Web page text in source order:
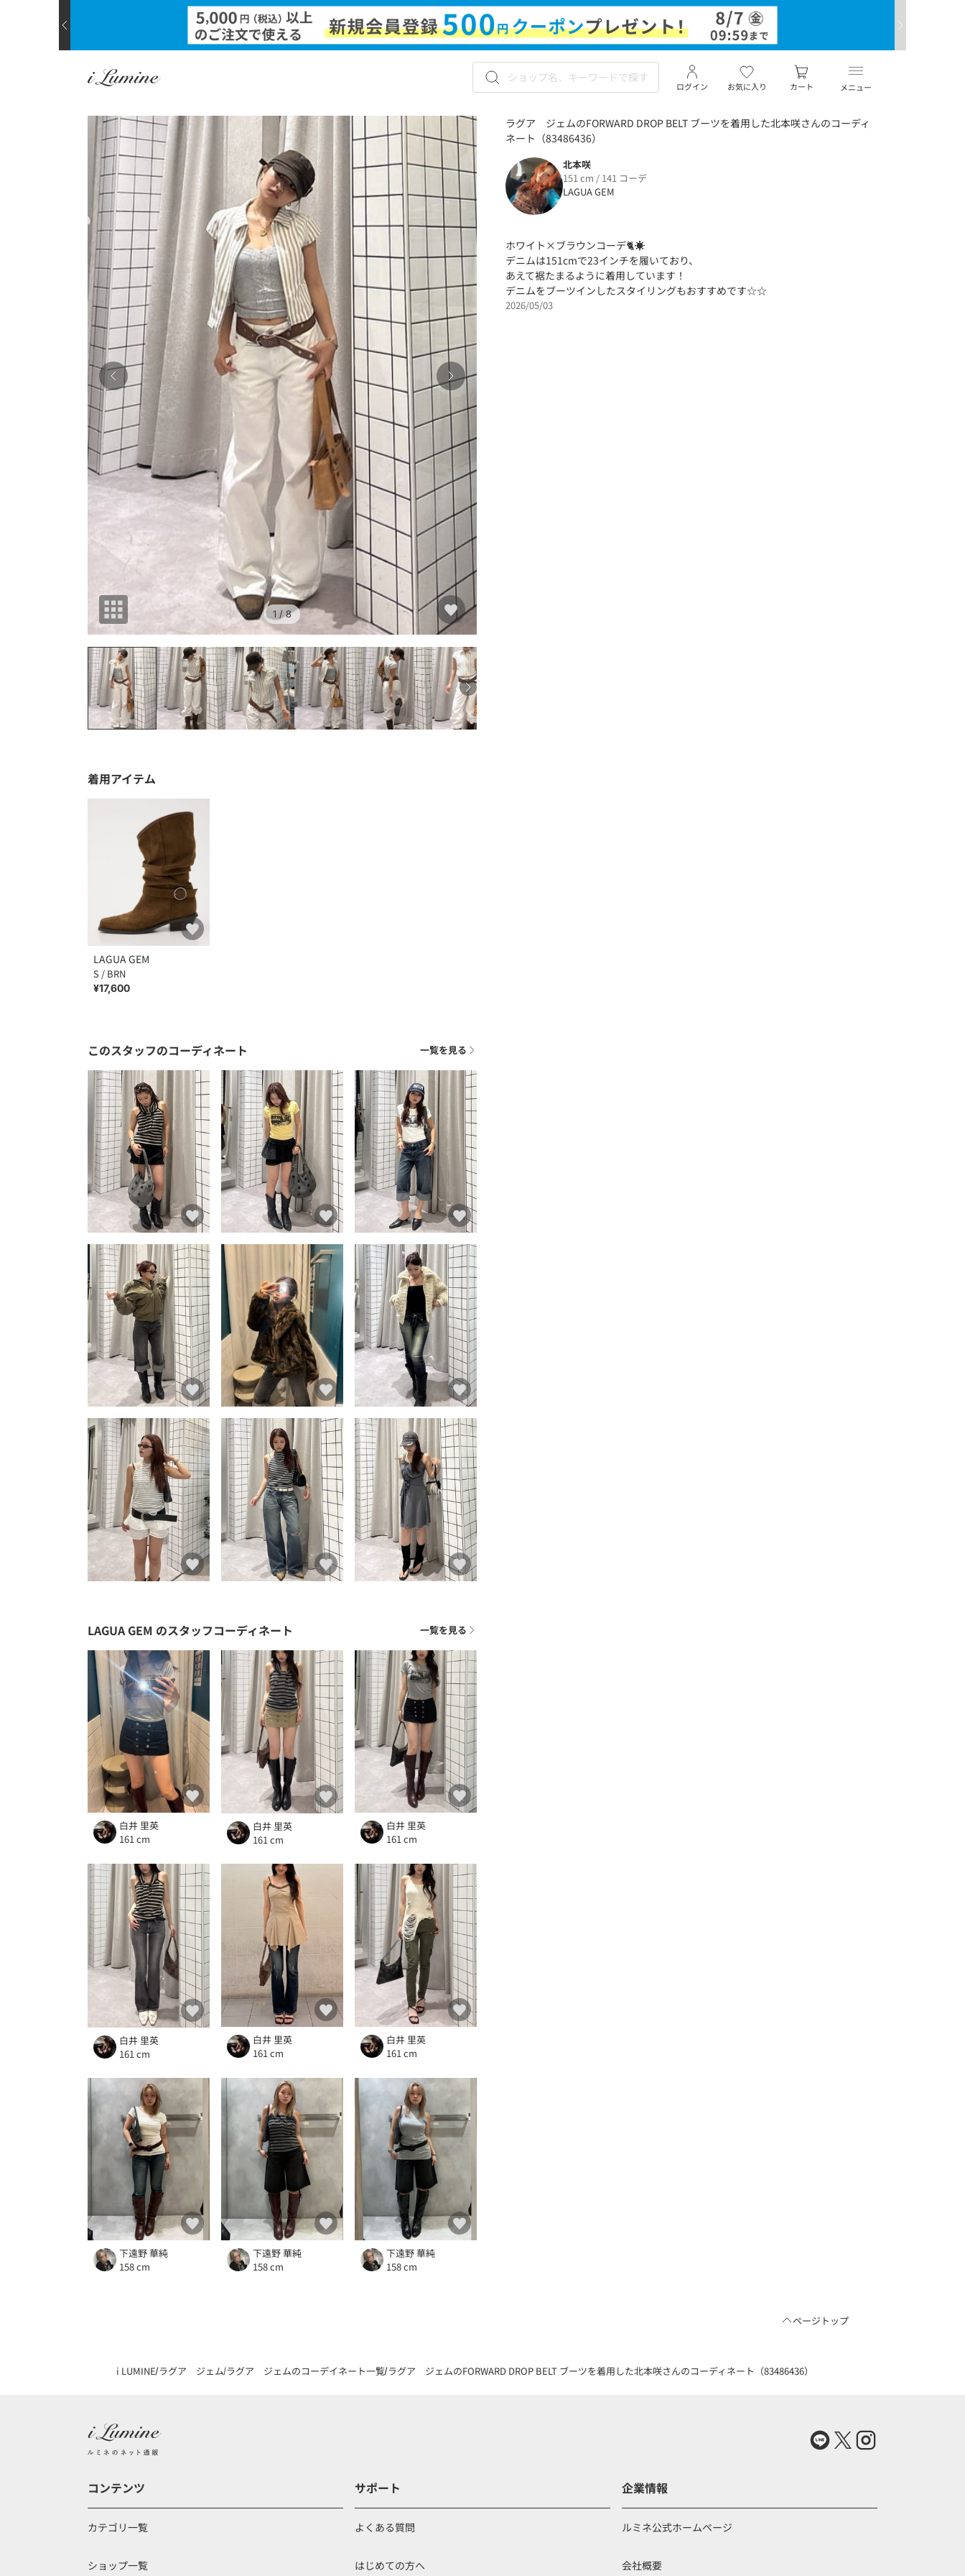
メニュー
お気に入り
ログイン カート
1 / 8
ラグア ジェムのFORWARD DROP BELT ブーツを着用した北本咲さんのコーディ
ネート（83486436）
北本咲
151 cm / 141 コーデ
LAGUA GEM
ホワイト×ブラウンコーデ🐈☀️
デニムは151cmで23インチを履いており、
あえて裾たまるように着用しています！
デニムをブーツインしたスタイリングもおすすめです‪☆‪☆
2026/05/03
着用アイテム
LAGUA GEM
S / BRN
¥17,600
このスタッフのコーディネート 一覧を見る
LAGUA GEM のスタッフコーディネート 一覧を見る
白井 里英
161 cm
白井 里英
161 cm
白井 里英
161 cm
白井 里英
161 cm
白井 里英
161 cm
白井 里英
161 cm
下遠野 華純
158 cm
下遠野 華純
158 cm
下遠野 華純
158 cm
ページトップ
i LUMINEラグア ジェム ラグア ジェムのコーデイネート一覧ラグア ジェムのFORWARD DROP BELT ブーツを着用した北本咲さんのコーディネート（83486436）
コンテンツ
カテゴリ一覧
ショップ一覧
サポート
よくある質問
はじめての方へ
企業情報
ルミネ公式ホームページ
会社概要